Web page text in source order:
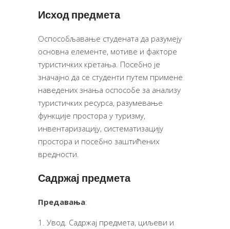
Исход предмета
Оспособљавање студената да разумеју
основна елементе, мотиве и факторе
туристичких кретања. Посебно је
значајно да се студенти путем примене
наведених знања оспособе за анализу
туристичких ресурса, разумевање
функције простора у туризму,
инвентаризацију, систематизацију
простора и посебно заштићених
вредности.
Садржај предмета
Предавања:
Увод. Садржај предмета, циљеви и